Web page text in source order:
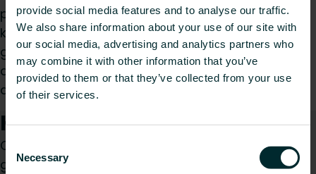
provide social media features and to analyse our traffic.
We also share information about your use of our site with
our social media, advertising and analytics partners who
may combine it with other information that you’ve
provided to them or that they’ve collected from your use
of their services.
Consent
Selection
Necessary
pijpen soepel worden afgevoerd, waardoor
knopen worden voorkomen en schade wordt
geminimaliseerd. Dit hulpmiddel versnelt niet
alleen het installatieproces, maar verbetert ook
de veiligheid en efficiëntie op de werkplek
Hoe kunnen wij je helpen?
Of je nu een installateur, architect, planner,
groothandelaar of eindgebruiker bent, kies een